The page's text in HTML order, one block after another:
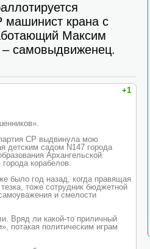
машинист крана с
Максим
– самовыдвиженец.
+1
партия СР выдвинула мою
детским садом N147 города
Архангельской
корабелов.
было год назад, когда правящая
тоже сотрудник бюджетной
и смелости
Вряд ли какой-то приличный
потакая политическим играм